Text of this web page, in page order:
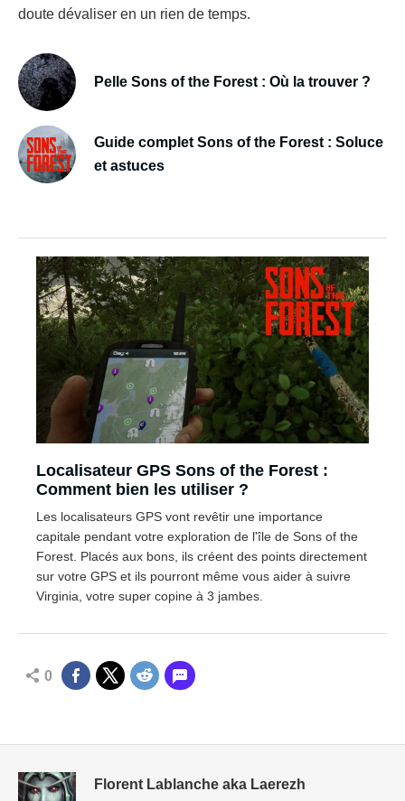
doute dévaliser en un rien de temps.
Pelle Sons of the Forest : Où la trouver ?
Guide complet Sons of the Forest : Soluce
et astuces
Localisateur GPS Sons of the Forest :
Comment bien les utiliser ?
Les localisateurs GPS vont revêtir une importance
capitale pendant votre exploration de l'île de Sons of the
Forest. Placés aux bons, ils créent des points directement
sur votre GPS et ils pourront même vous aider à suivre
Virginia, votre super copine à 3 jambes.
0
Florent Lablanche aka Laerezh